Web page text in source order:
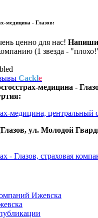
медицина - Глазов:
ценно для нас!
(1 звезда -
Cackle
медицина -
медицина, центральный
ул. Молодой
- Глазов, страховая
Ижевска